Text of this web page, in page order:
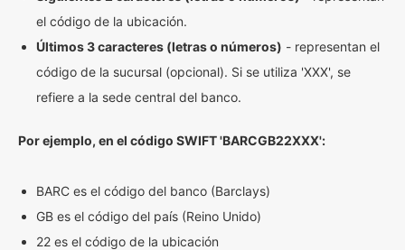
el código de la ubicación.
Últimos 3 caracteres (letras o números) - representan el
código de la sucursal (opcional). Si se utiliza 'XXX', se
refiere a la sede central del banco.
Por ejemplo, en el código SWIFT 'BARCGB22XXX':
BARC es el código del banco (Barclays)
GB es el código del país (Reino Unido)
22 es el código de la ubicación